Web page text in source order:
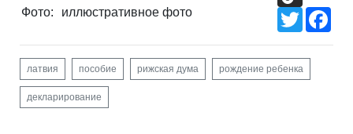
Фото:
иллюстративное фото
Twitter
латвия пособие рижская дума рождение ребенка
декларирование